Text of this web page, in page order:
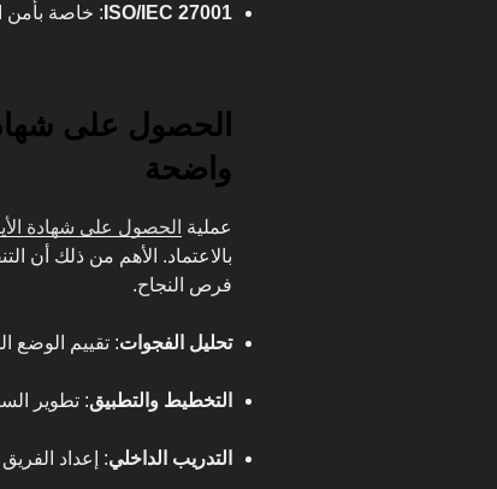
ISO/IEC 27001 : خاصة بأمن
الحصول على
واضحة
عملية الحصول على شهادة
بالاعتماد. الأهم من ذلك أن
فرص النجاح.
تحليل الفجوات: تقييم الوضع
التخطيط والتطبيق: تطوير
التدريب الداخلي: إعداد